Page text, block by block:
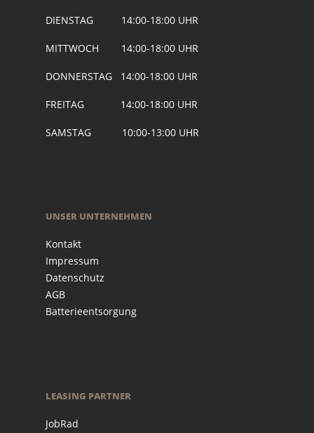
DIENSTAG 14:00-18:00 UHR
MITTWOCH 14:00-18:00 UHR
DONNERSTAG 14:00-18:00 UHR
FREITAG 14:00-18:00 UHR
SAMSTAG 10:00-13:00 UHR
UNSER UNTERNEHMEN
Kontakt
Impressum
Datenschutz
AGB
Batterieentsorgung
LEASING PARTNER
JobRad